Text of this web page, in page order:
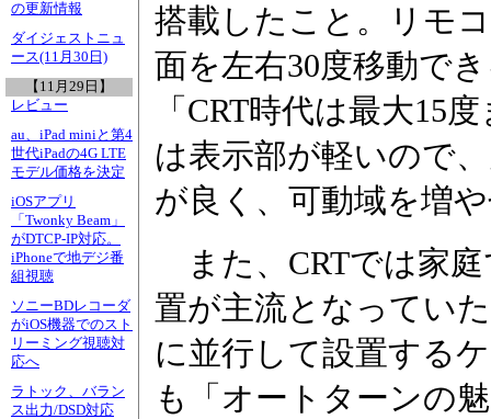
の更新情報
ダイジェストニュ
ース(11月30日)
【11月29日】
レビュー
au、iPad miniと第4
世代iPadの4G LTE
モデル価格を決定
iOSアプリ
「Twonky Beam」
がDTCP-IP対応。
iPhoneで地デジ番
組視聴
ソニーBDレコーダ
がiOS機器でのスト
リーミング視聴対
応へ
ラトック、バラン
ス出力/DSD対応
搭載したこと。リモ
面を左右30度移動で
「CRT時代は最大15
は表示部が軽いので
が良く、可動域を増
また、CRTでは家
置が主流となってい
に並行して設置する
も「オートターンの